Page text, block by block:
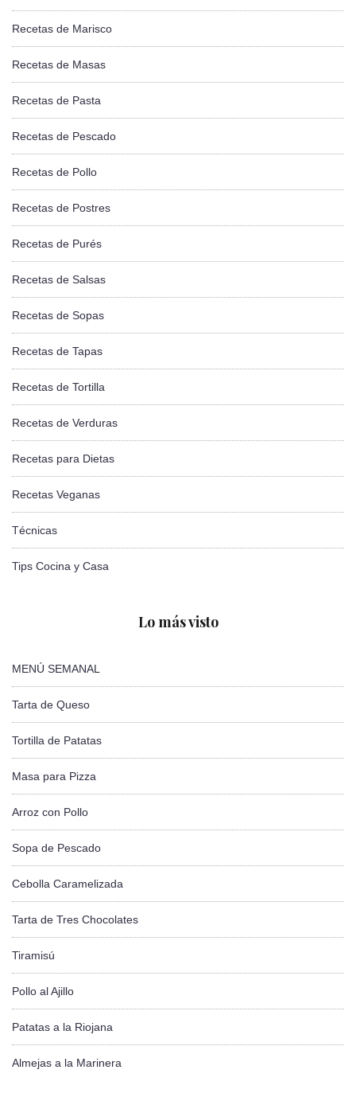
Recetas de Marisco
Recetas de Masas
Recetas de Pasta
Recetas de Pescado
Recetas de Pollo
Recetas de Postres
Recetas de Purés
Recetas de Salsas
Recetas de Sopas
Recetas de Tapas
Recetas de Tortilla
Recetas de Verduras
Recetas para Dietas
Recetas Veganas
Técnicas
Tips Cocina y Casa
Lo más visto
MENÚ SEMANAL
Tarta de Queso
Tortilla de Patatas
Masa para Pizza
Arroz con Pollo
Sopa de Pescado
Cebolla Caramelizada
Tarta de Tres Chocolates
Tiramisú
Pollo al Ajillo
Patatas a la Riojana
Almejas a la Marinera